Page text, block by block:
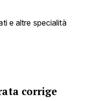
e altre specialità
corrige